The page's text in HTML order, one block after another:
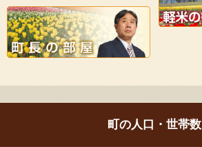
町の人口・世帯数